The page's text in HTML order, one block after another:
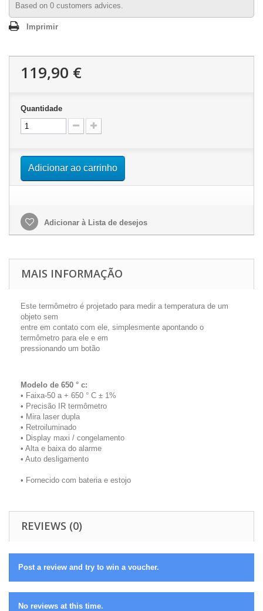
Based on 0 customers advices.
Imprimir
119,90 €
Quantidade
Adicionar ao carrinho
Adicionar à Lista de desejos
MAIS INFORMAÇÃO
Este termômetro é projetado para medir a temperatura de um
objeto sem
entre em contato com ele, simplesmente apontando o
termômetro para ele e em
pressionando um botão
Modelo de 650 ° c:
• Faixa-50 a + 650 ° C ± 1%
• Precisão IR termômetro
• Mira laser dupla
• Retroiluminado
• Display maxi / congelamento
• Alta e baixa do alarme
• Auto desligamento
• Fornecido com bateria e estojo
REVIEWS (0)
Post a review and try to win a voucher.
No reviews at this time.